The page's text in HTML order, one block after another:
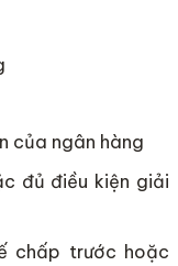
của ngân hàng
đủ điều kiện giải
chấp trước hoặc